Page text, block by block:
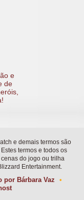
e
de
e demais termos são
termos e todos os
do jogo ou trilha
Entertainment.
por Bárbara Vaz
•